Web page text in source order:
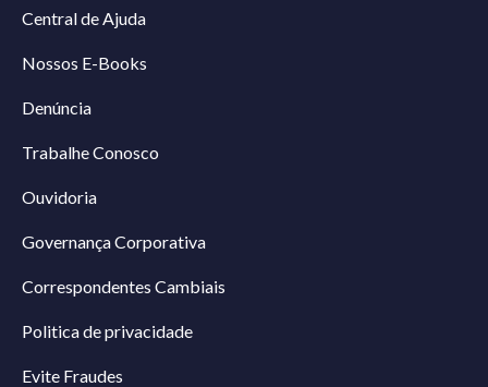
Central de Ajuda
Nossos E-Books
Denúncia
Trabalhe Conosco
Ouvidoria
Governança Corporativa
Correspondentes Cambiais
Politica de privacidade
Evite Fraudes